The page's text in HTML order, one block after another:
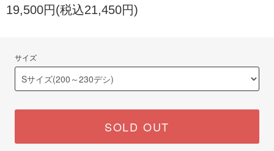
19,500円(税込21,450円)
サイズ
SOLD OUT